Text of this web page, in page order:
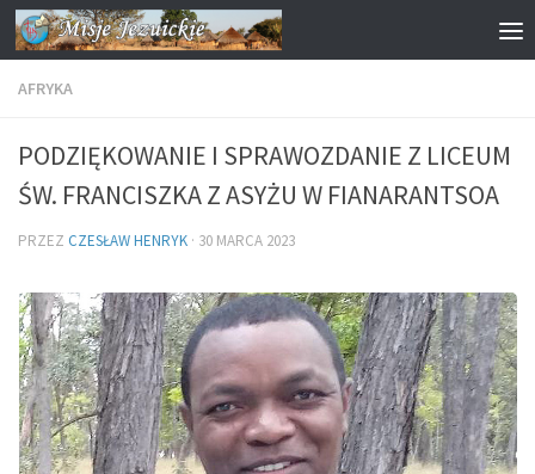
Przejdź do treści
AFRYKA
PODZIĘKOWANIE I SPRAWOZDANIE Z LICEUM
ŚW. FRANCISZKA Z ASYŻU W FIANARANTSOA
PRZEZ CZESŁAW HENRYK · 30 MARCA 2023